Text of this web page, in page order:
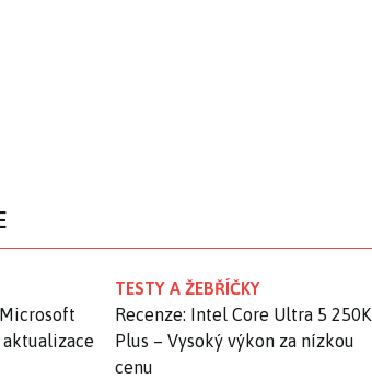
TESTY A ŽEBŘÍČKY
Recenze: Intel Core Ultra 5 250K
Plus – Vysoký výkon za nízkou
cenu